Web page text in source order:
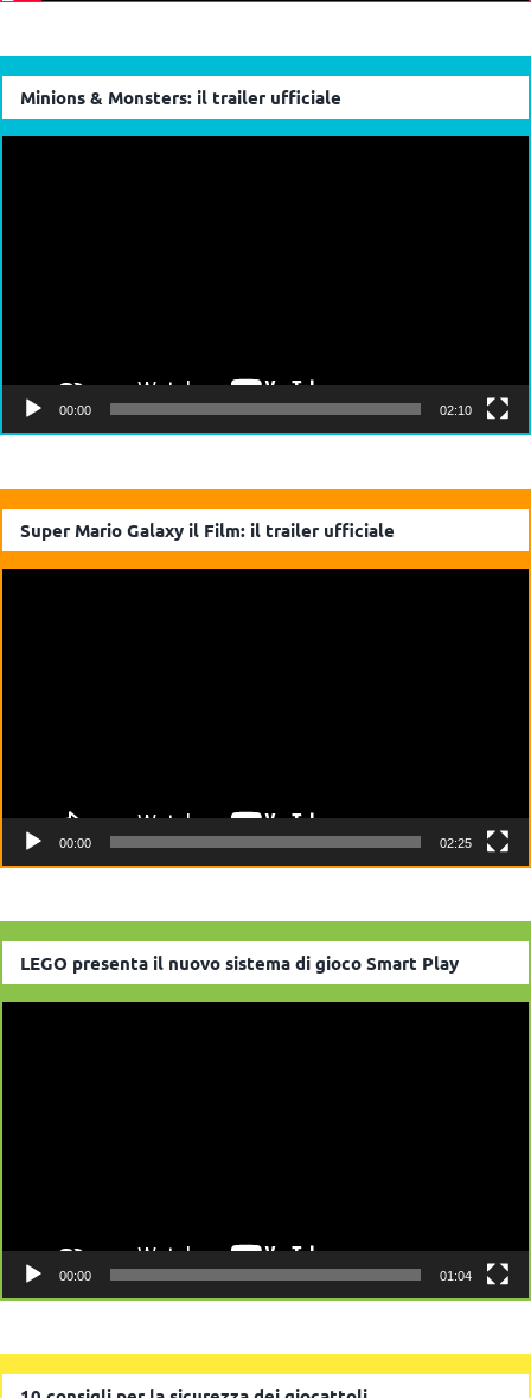
Minions & Monsters: il trailer ufficiale
00:00 02:10
Super Mario Galaxy il Film: il trailer ufficiale
00:00 02:25
LEGO presenta il nuovo sistema di gioco Smart Play
00:00 01:04